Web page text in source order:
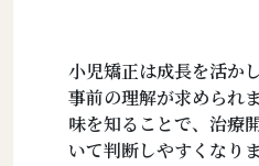
小児矯正は成長を活か
事前の理解が求められ
味を知ることで、治療
いて判断しやすくなりま